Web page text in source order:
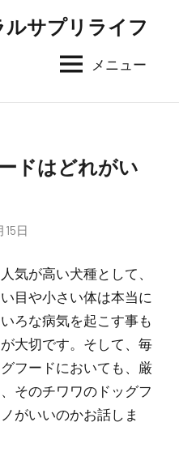
サプリライフ
メニュー
ドはどれがい
15日
気が高い犬種として、
目や小さい体は本当に
ろな病気を起こす事も
大切です。そして、毎
フードにおいても、厳
そのチワワのドッグフ
がいいのかお話しま